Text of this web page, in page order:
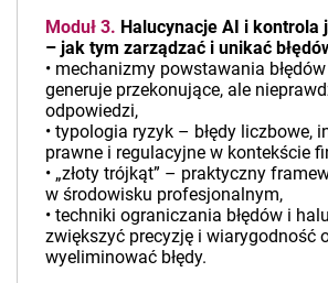
Moduł 3. Halucynacje AI i kontrola
– jak tym zarządzać i unikać
• mechanizmy powstawania
generuje przekonujące, ale
odpowiedzi,
• typologia ryzyk – błędy liczbowe,
prawne i regulacyjne w kontekście
• „złoty trójkąt” – praktyczny
w środowisku profesjonalnym,
• techniki ograniczania błędów i
zwiększyć precyzję i wiarygodność
wyeliminować błędy.